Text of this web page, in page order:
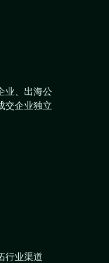
业、出海公
交企业独立
行业渠道